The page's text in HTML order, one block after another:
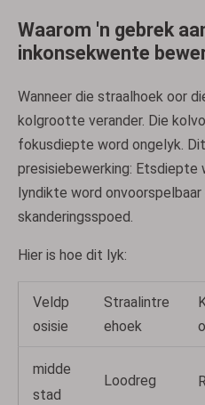
Waarom 'n gebrek
inkonsekwente
Wanneer die straalhoek oor
kolgrootte verander. Die
fokusdiepte word ongelyk.
presisiebewerking: Etsdiepte
lyndikte word
skanderingsspoed.
Hier is hoe dit lyk:
Veldp
osisie
Straalintre
ehoek
midde
stad
Loodreg